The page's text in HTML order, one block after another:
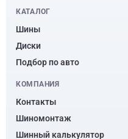
КАТАЛОГ
Шины
Диски
Подбор по авто
КОМПАНИЯ
Контакты
Шиномонтаж
Шинный калькулятор